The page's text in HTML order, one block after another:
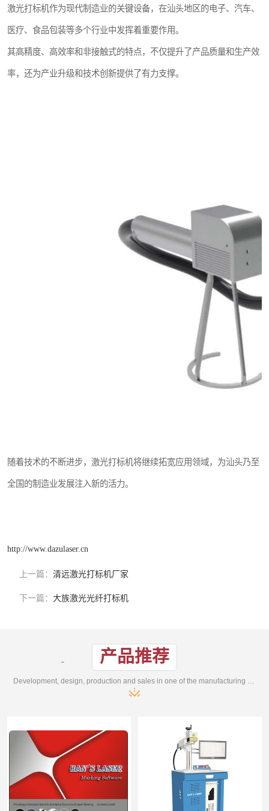
激光打标机作为现代制造业的关键设备，在汕头地区的电子、汽车、
医疗、食品包装等多个行业中发挥着重要作用。
其高精度、高效率和非接触式的特点，不仅提升了产品质量和生产效
率，还为产业升级和技术创新提供了有力支撑。
随着技术的不断进步，激光打标机将继续拓宽应用领域，为汕头乃至
全国的制造业发展注入新的活力。
http://www.dazulaser.cn
上一篇： 清远激光打标机厂家
下一篇： 大族激光光纤打标机
产品推荐
Development, design, production and sales in one of the manufacturing enterprises